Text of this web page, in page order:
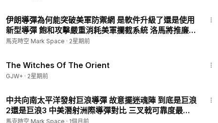
🚀 2022年朝鮮都發射了哪些導彈
彈火星-12號；2月試射了1次中程導彈；3月試射了4次；4月試射
了2枚可以攜帶戰術核武的短程導彈；5月有5次；6月發射了8枚
枚。
🚀 火星-10號：首款機動發射中程彈道導彈
伊朗導彈為何能突破美軍防禦網 是軟件升級了還是使用
新型導彈 飽和攻擊嚴重消耗美軍攔截系統 洛馬將推廉價
愛國者 #愛國者導彈 #伊朗導彈 #愛國者三型導彈
馬克時空 Mark Space · 2星期前
The Witches Of The Orient
GJW+ · 2星期前
中共向南太平洋發射巨浪導彈 故意擺迷魂陣 到底是巨浪
2還是巨浪3 中美潛射洲際導彈對比 三叉戟可靠度最高
#巨浪2 #巨浪3 #094核潛艇 #三叉戟洲際導彈 #核三位
馬克時空 Mark Space · 1個月前